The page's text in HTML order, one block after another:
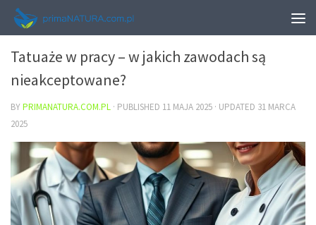
URODA
Tatuaże w pracy – w jakich zawodach są
nieakceptowane?
BYPRIMANATURA.COM.PL · PUBLISHED 11 MAJA 2025 · UPDATED 31 MARCA
2025